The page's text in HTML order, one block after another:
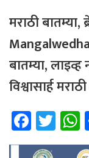
मराठी
बातम्या,
विश्वासार्ह
Fa
ce
T
wi